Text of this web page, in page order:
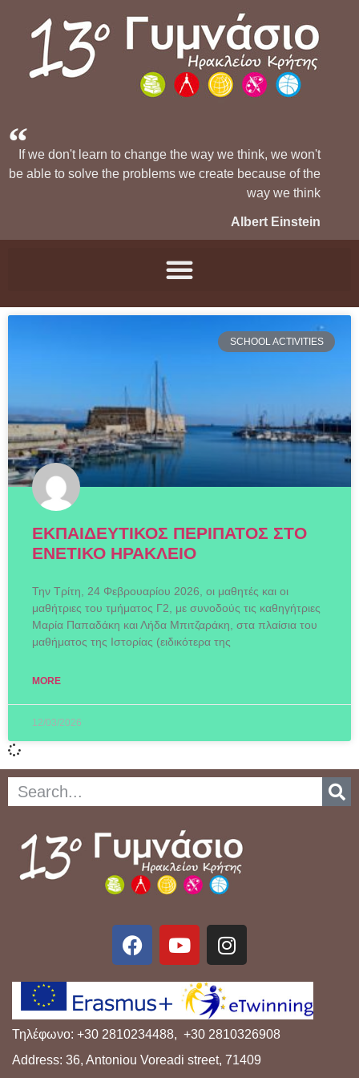
If we don't learn to change the way we think, we won't
be able to solve the problems we create because of the
way we think
Albert Einstein
SCHOOL ACTIVITIES
ΕΚΠΑΙΔΕΥΤΙΚΟΣ ΠΕΡΙΠΑΤΟΣ ΣΤΟ
ΕΝΕΤΙΚΟ ΗΡΑΚΛΕΙΟ
Την Τρίτη, 24 Φεβρουαρίου 2026, οι μαθητές και οι
μαθήτριες του τμήματος Γ2, με συνοδούς τις καθηγήτριες
Μαρία Παπαδάκη και Λήδα Μπιτζαράκη, στα πλαίσια του
μαθήματος της Ιστορίας (ειδικότερα της
MORE
12/03/2026
Τηλέφωνο: +30 2810234488, +30 2810326908
Address: 36, Antoniou Voreadi street, 71409